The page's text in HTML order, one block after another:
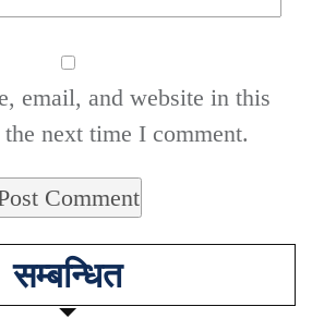
email, and website in this
next time I comment.
सम्बन्धित